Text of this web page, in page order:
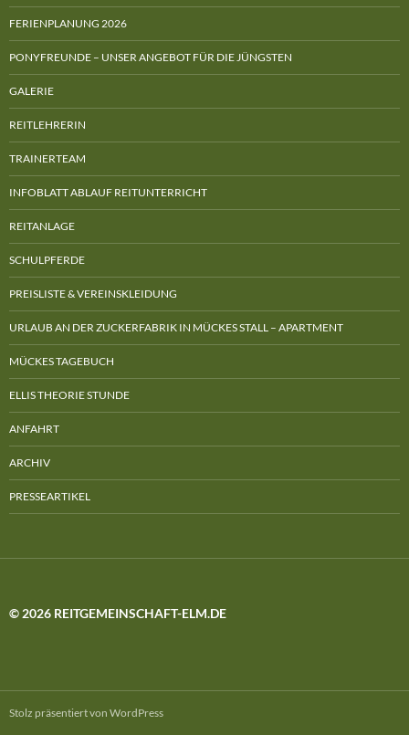
FERIENPLANUNG 2026
PONYFREUNDE – UNSER ANGEBOT FÜR DIE JÜNGSTEN
GALERIE
REITLEHRERIN
TRAINERTEAM
INFOBLATT ABLAUF REITUNTERRICHT
REITANLAGE
SCHULPFERDE
PREISLISTE & VEREINSKLEIDUNG
URLAUB AN DER ZUCKERFABRIK IN MÜCKES STALL – APARTMENT
MÜCKES TAGEBUCH
ELLIS THEORIE STUNDE
ANFAHRT
ARCHIV
PRESSEARTIKEL
© 2026 REITGEMEINSCHAFT-ELM.DE
Stolz präsentiert von WordPress